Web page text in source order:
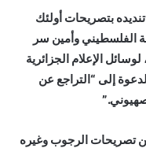
بتصريحات أولئك
الفلسطيني وأمين سر
الإعلام الجزائرية
إلى “التراجع عن
تصريحات الرجوب وغيره